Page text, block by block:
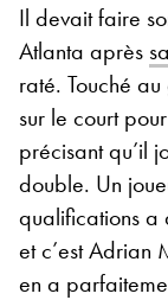
Il devait faire
Atlanta après
raté. Touché
sur le court
précisant qu’il
double. Un
qualifications a
et c’est Adrian
en a